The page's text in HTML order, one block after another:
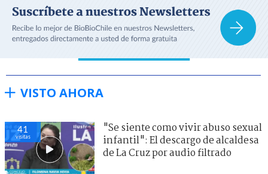
VISTO AHORA
41
visitas
"Se siente como vivir abuso sexual
infantil": El descargo de alcaldesa
de La Cruz por audio filtrado